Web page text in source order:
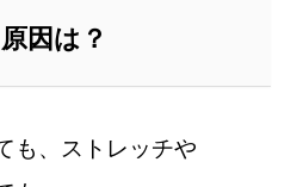
因は？
も、ストレッチや